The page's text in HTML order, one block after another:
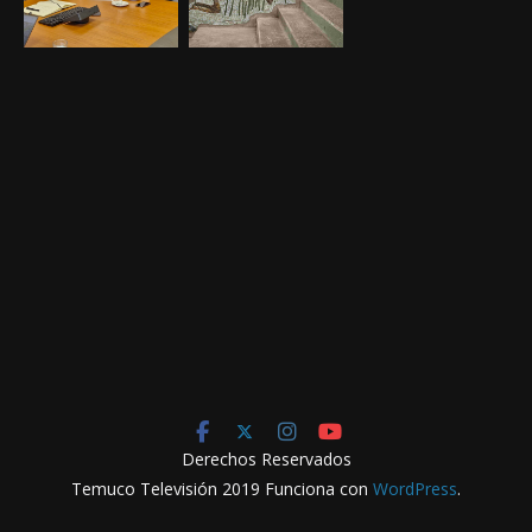
Derechos Reservados
Temuco Televisión 2019 Funciona con WordPress.